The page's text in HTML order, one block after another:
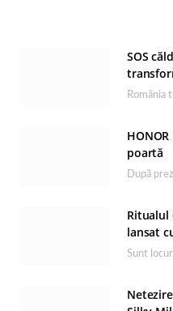
SOS
poartă
Ritualul
lansat